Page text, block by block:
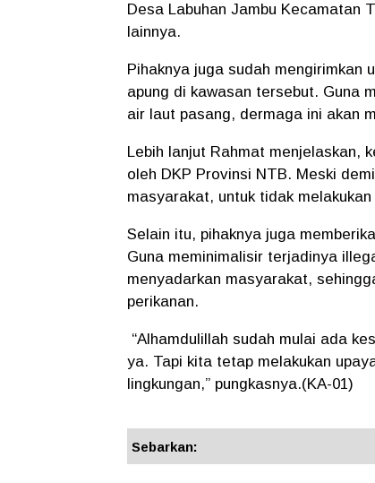
Desa Labuhan Jambu Kecamatan
lainnya.
Pihaknya juga sudah mengirimkan
apung di kawasan tersebut. Guna
air laut pasang, dermaga ini akan
Lebih lanjut Rahmat menjelaskan,
oleh DKP Provinsi NTB. Meski
masyarakat, untuk tidak
Selain itu, pihaknya juga
Guna meminimalisir terjadinya
menyadarkan masyarakat,
perikanan.
“Alhamdulillah sudah mulai ada
ya. Tapi kita tetap melakukan
lingkungan,” pungkasnya.(KA-01)
Sebarkan: